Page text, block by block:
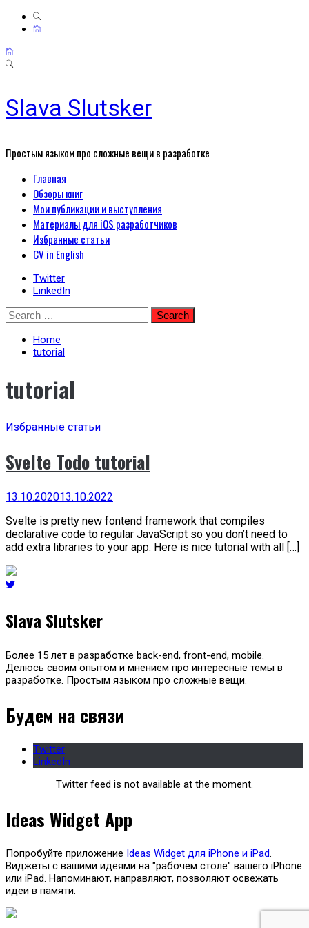
Slava Slutsker
Простым языком про сложные вещи в разработке
PrimaryГлавная
Обзоры книг
Мои публикации и выступления
Материалы для iOS разработчиков
Избранные статьи
CV in English
Twitter
LinkedIn
Skip
to
content
Search
for:
Home
tutorial
tutorial
Избранные статьи
Svelte Todo tutorial
13.10.202013.10.2022
Svelte is pretty new fontend framework that compiles
declarative code to regular JavaScript so you don’t need to
add extra libraries to your app. Here is nice tutorial with all […]
Slava Slutsker
Более 15 лет в разработке back-end, front-end, mobile.
Делюсь своим опытом и мнением про интересные темы в
разработке. Простым языком про сложные вещи.
Будем на связи
Twitter
LinkedIn
Twitter feed is not available at the moment.
Ideas Widget App
Попробуйте приложение Ideas Widget для iPhone и iPad.
Виджеты с вашими идеями на "рабочем столе" вашего iPhone
или iPad. Напоминают, направляют, позволяют освежать
идеи в памяти.